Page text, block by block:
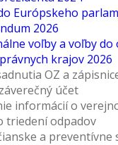
Európskeho
2026
voľby a voľby
krajov 2026
OZ a
účet
informácií o
triedení odpadov
a preventívne